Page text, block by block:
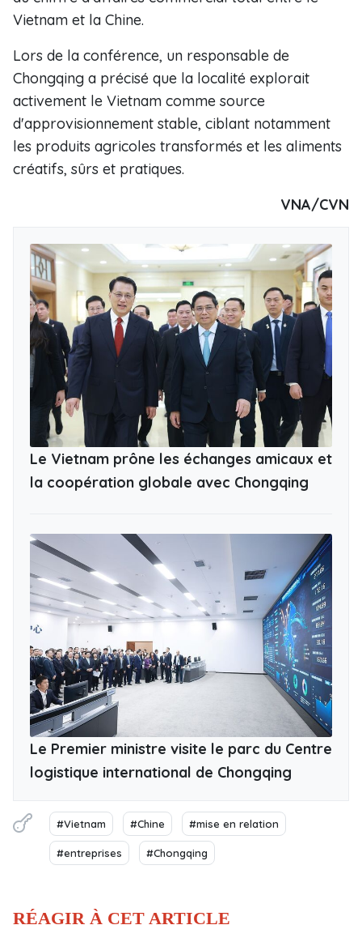
Vietnam et la Chine.
Lors de la conférence, un responsable de
Chongqing a précisé que la localité explorait
activement le Vietnam comme source
d'approvisionnement stable, ciblant notamment
les produits agricoles transformés et les aliments
créatifs, sûrs et pratiques.
VNA/CVN
Le Vietnam prône les échanges amicaux et
la coopération globale avec Chongqing
Le Premier ministre visite le parc du Centre
logistique international de Chongqing
#Vietnam #Chine #mise en relation
#entreprises #Chongqing